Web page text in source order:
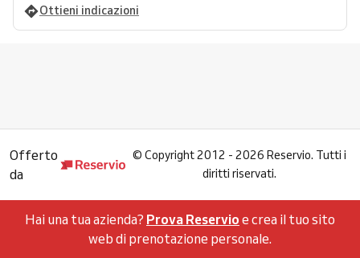
Ottieni indicazioni
Offerto
da
© Copyright 2012 - 2026 Reservio. Tutti i
diritti riservati.
Hai una tua azienda? Prova Reservio e crea il tuo sito
web di prenotazione personale.